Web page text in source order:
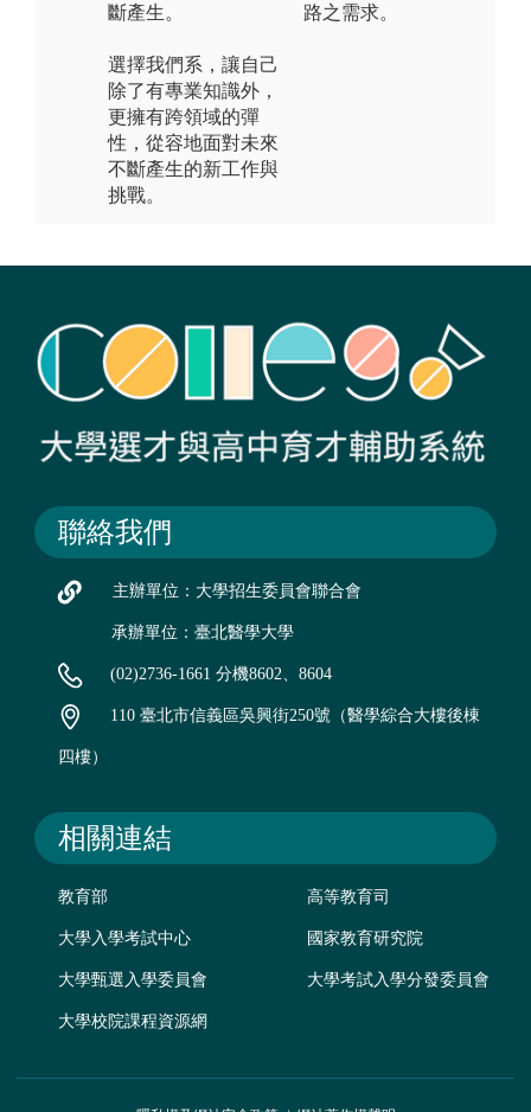
斷產生。
選擇我們系，讓自己
除了有專業知識外，
更擁有跨領域的彈
性，從容地面對未來
不斷產生的新工作與
挑戰。
路之需求。
聯絡我們
主辦單位：大學招生委員會聯合會
承辦單位：臺北醫學大學
(02)2736-1661 分機8602、8604
110 臺北市信義區吳興街250號（醫學綜合大樓後棟
四樓）
相關連結
教育部 高等教育司
大學入學考試中心 國家教育研究院
大學甄選入學委員會 大學考試入學分發委員會
大學校院課程資源網